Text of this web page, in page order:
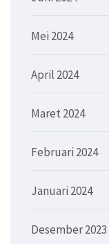
Mei 2024
April 2024
Maret 2024
Februari 2024
Januari 2024
Desember 2023